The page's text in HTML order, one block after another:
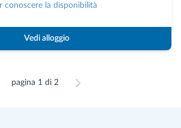
conoscere la disponibilità
Vedi alloggio
pagina 1 di 2